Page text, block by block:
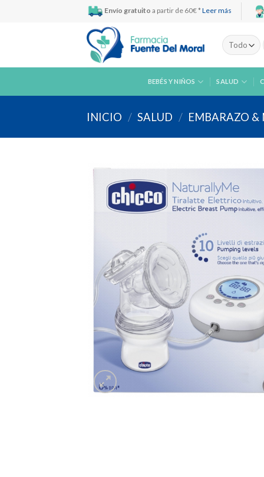
Envío gratuito a partir de 60€ * Leer más
BEBÉS Y NIÑOS SALUD
INICIO / SALUD / EMBARAZO